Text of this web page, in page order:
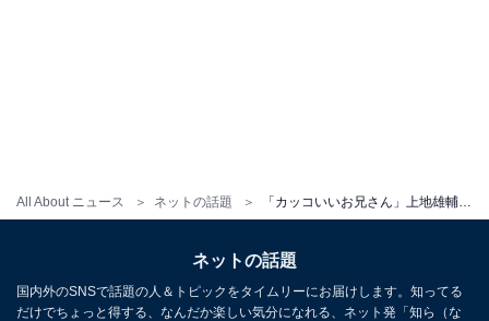
All About ニュース ネットの話題
ネットの話題
国内外のSNSで話題の人＆トピックをタイムリーにお届けします。知ってる
だけでちょっと得する、なんだか楽しい気分になれる、ネット発「知ら（な